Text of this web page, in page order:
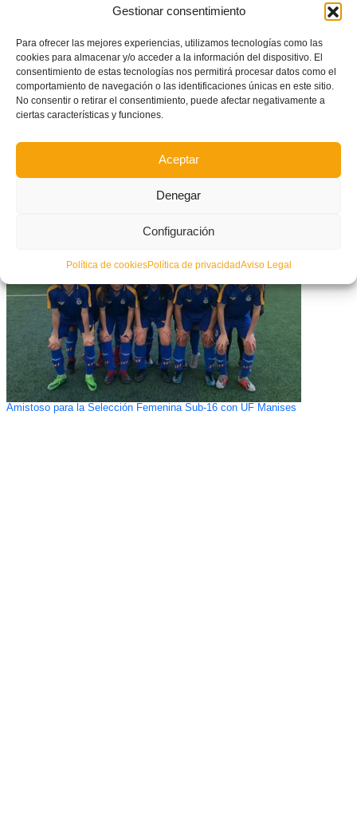
Gestionar consentimiento
Para ofrecer las mejores experiencias, utilizamos tecnologías como las
cookies para almacenar y/o acceder a la información del dispositivo. El
consentimiento de estas tecnologías nos permitirá procesar datos como el
comportamiento de navegación o las identificaciones únicas en este sitio.
No consentir o retirar el consentimiento, puede afectar negativamente a
ciertas características y funciones.
Aceptar
Denegar
Configuración
Política de cookiesPolítica de privacidadAviso Legal
Amistoso para la Selección Femenina Sub-16 con UF Manises